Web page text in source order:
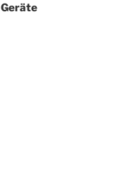
Geräte